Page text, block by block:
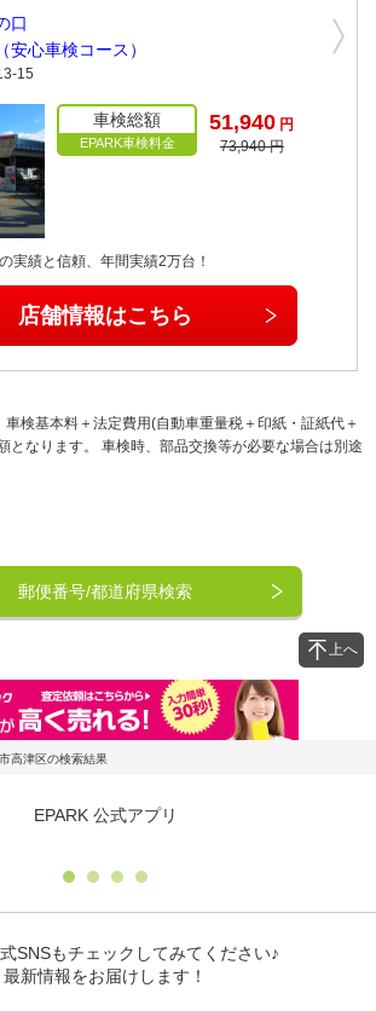
口
心車検コース）
15
車検総額
EPARK車検料金
51,940 円
73,940 円
実績と信頼、年間実績2万台！
店舗情報はこちら
検基本料＋法定費用(自動車重量税＋印紙・証紙代＋
となります。 車検時、部品交換等が必要な場合は別途
郵便番号/都道府県検索
上へ
高津区の検索結果